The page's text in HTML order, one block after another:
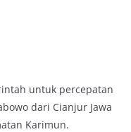
untuk percepatan
dari Cianjur Jawa
Karimun.